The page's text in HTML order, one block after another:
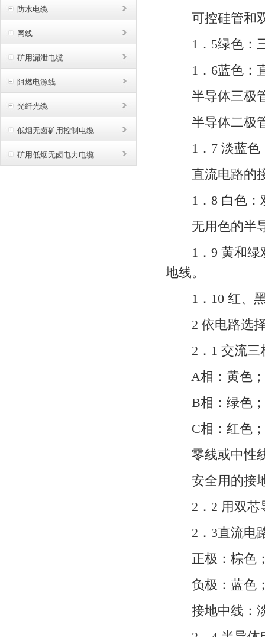
防水电缆
网线
矿用漏泄电缆
阻燃电源线
光纤光缆
低烟无卤矿用控制电缆
矿用低烟无卤电力电缆
可控硅管和双
1．5绿色：
1．6蓝色：
半导体三极
半导体二极管
1．7 淡蓝色
直流电路的
1．8 白色：
无用色的半
1．9 黄和绿双
地线。
1．10 红、黑
2 依电路选择
2．1 交流三
A相：黄色；
B相：绿色；
C相：红色；
零线或中性
安全用的接地
2．2 用双芯导
2．3直流电
正极：棕色
负极：蓝色
接地中线：